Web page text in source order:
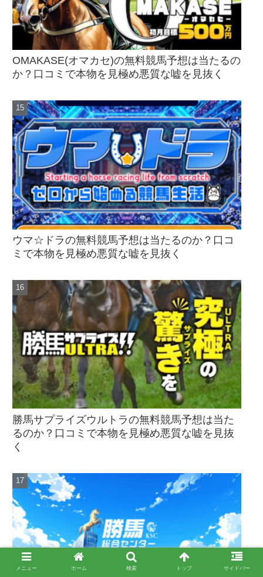
OMAKASE(オマカセ)の無料競馬予想は当たるの
か？口コミで本物を見極め悪質な嘘を見抜く
ウマ☆ドラの無料競馬予想は当たるのか？口コ
ミで本物を見極め悪質な嘘を見抜く
勝馬サプライズウルトラの無料競馬予想は当た
るのか？口コミで本物を見極め悪質な嘘を見抜
く
メニュー ホーム 検索 トップ サイドバー